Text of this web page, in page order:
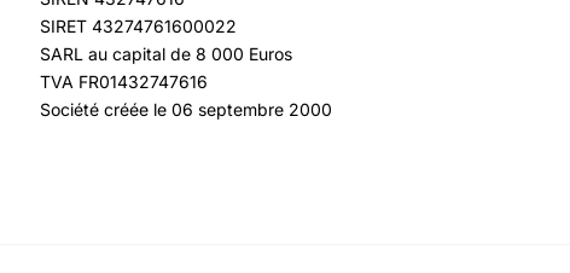
SIRET 43274761600022
SARL au capital de 8 000 Euros
TVA FR01432747616
Société créée le 06 septembre 2000